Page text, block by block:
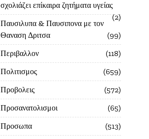
σχολιάζει επίκαιρα ζητήματα υγείας
2
Παυσιλυπα & Παυσιπονα με τον
Θαναση Δριτσα
99
Περιβαλλον
118
Πολιτισμος
659
Προβολεις
572
Προσανατολισμοι
65
Προσωπα
513